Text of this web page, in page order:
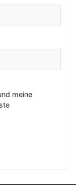
meine